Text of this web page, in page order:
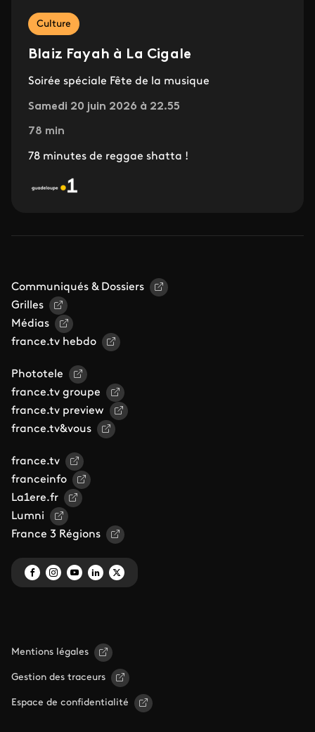
Culture
Blaiz Fayah à La Cigale
Soirée spéciale Fête de la musique
Samedi 20 juin 2026 à 22.55
78 min
78 minutes de reggae shatta !
Communiqués & Dossiers
Grilles
Médias
france.tv hebdo
Phototele
france.tv groupe
france.tv preview
france.tv&vous
france.tv
franceinfo
La1ere.fr
Lumni
France 3 Régions
Mentions légales
Gestion des traceurs
Espace de confidentialité